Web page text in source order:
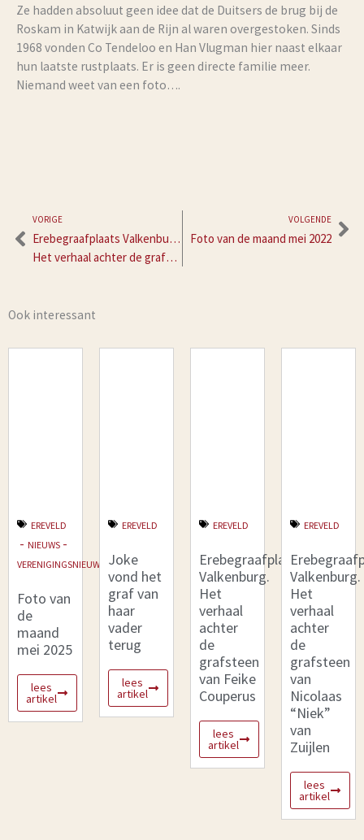
Ze hadden absoluut geen idee dat de Duitsers de brug bij de
Roskam in Katwijk aan de Rijn al waren overgestoken. Sinds
1968 vonden Co Tendeloo en Han Vlugman hier naast elkaar
hun laatste rustplaats. Er is geen directe familie meer.
Niemand weet van een foto….
VORIGE
Erebegraafplaats Valkenburg.
Het verhaal achter de grafsteen van Pieter van Egmond
VOLGENDE
Foto van de maand mei 2022
Ook interessant
EREVELD
- NIEUWS -
VERENIGINGSNIEUWS
Foto van
de
maand
mei 2025
lees
artikel
EREVELD
Joke
vond het
graf van
haar
vader
terug
lees
artikel
EREVELD
Erebegraafplaaats
Valkenburg.
Het
verhaal
achter
de
grafsteen
van Feike
Couperus
lees
artikel
EREVELD
Valkenburg.
Het
verhaal
achter
de
grafsteen
van
Nicolaas
“Niek”
van
Zuijlen
lees
artikel